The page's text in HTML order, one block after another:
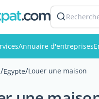
Annuaire d'entreprises
/Egypte/Louer une maison